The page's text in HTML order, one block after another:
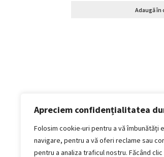
Apreciem confidențialitatea
Folosim cookie-uri pentru a vă îmbunătăți
navigare, pentru a vă oferi reclame sau
pentru a analiza traficul nostru. Făcând
Adaugă în
Politică de
Termeni si conditii
Politica de cookies
Politica de livrare și retur